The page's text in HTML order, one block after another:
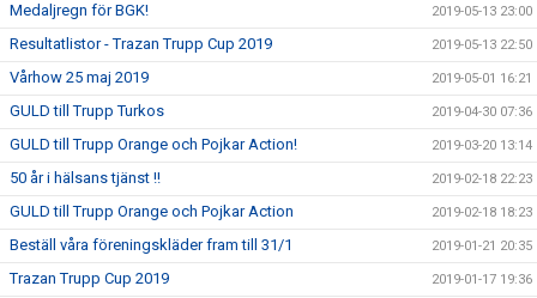
Medaljregn för BGK! 2019-05-13 23:00
Resultatlistor - Trazan Trupp Cup 2019 2019-05-13 22:50
Vårhow 25 maj 2019 2019-05-01 16:21
GULD till Trupp Turkos 2019-04-30 07:36
GULD till Trupp Orange och Pojkar Action! 2019-03-20 13:14
50 år i hälsans tjänst !! 2019-02-18 22:23
GULD till Trupp Orange och Pojkar Action 2019-02-18 18:23
Beställ våra föreningskläder fram till 31/1 2019-01-21 20:35
Trazan Trupp Cup 2019 2019-01-17 19:36